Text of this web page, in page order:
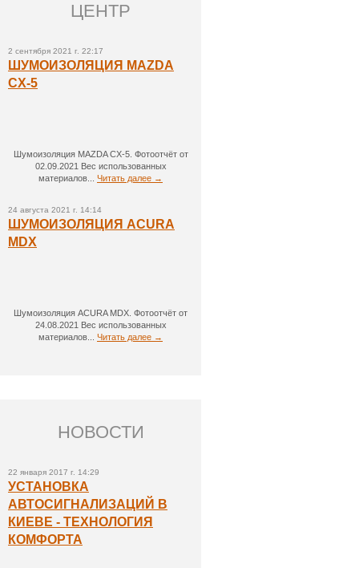
ЦЕНТР
2 сентября 2021 г. 22:17
ШУМОИЗОЛЯЦИЯ MAZDA
CX-5
Шумоизоляция MAZDA CX-5. Фотоотчёт от
02.09.2021 Вес использованных
материалов... Читать далее →
24 августа 2021 г. 14:14
ШУМОИЗОЛЯЦИЯ ACURA
MDX
Шумоизоляция ACURA MDX. Фотоотчёт от
24.08.2021 Вес использованных
материалов... Читать далее →
НОВОСТИ
22 января 2017 г. 14:29
УСТАНОВКА
АВТОСИГНАЛИЗАЦИЙ В
КИЕВЕ - ТЕХНОЛОГИЯ
КОМФОРТА